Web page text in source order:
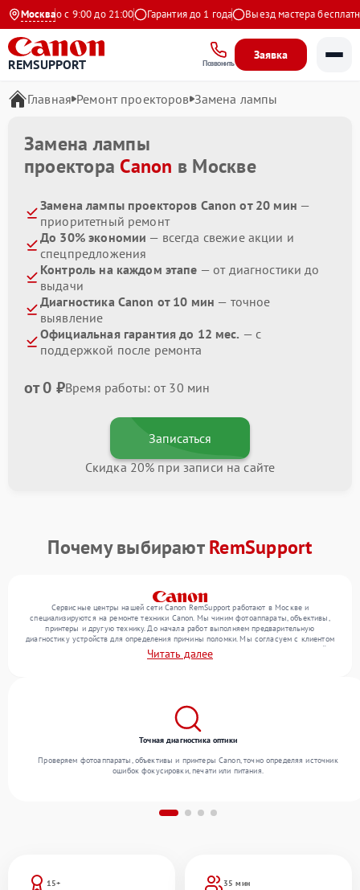
Москвас 9:00 до 21:00 Гарантия до 1 года Выезд мастера бесплатно
REMSUPPORT Позвонить
Заявка
Главная Ремонт проекторов Замена лампы
Замена лампы
проектора Canon в Москве
Замена лампы проекторов Canon от 20 мин —
приоритетный ремонт
До 30% экономии — всегда свежие акции и
спецпредложения
Контроль на каждом этапе — от диагностики до
выдачи
Диагностика Canon от 10 мин — точное
выявление
Официальная гарантия до 12 мес. — с
поддержкой после ремонта
от 0 ₽Время работы: от 30 мин
Записаться
Скидка 20% при записи на сайте
Почему выбираютRemSupport
Сервисные центры нашей сети Canon RemSupport работают в Москве и
специализируются на ремонте техники Canon. Мы чиним фотоаппараты, объективы,
принтеры и другую технику. До начала работ выполняем предварительную
диагностику устройств для определения причины поломки. Мы согласуем с клиентом
перечень необходимых работ и их стоимость, затем выполняем ремонт с заменой
деталей по необходимости. В конце подтверждаем качество оказанных услуг
Читать далее
15+
35 мин
Точная диагностика оптики
Проверяем фотоаппараты, объективы и принтеры Canon, точно определяя источник
ошибок фокусировки, печати или питания.